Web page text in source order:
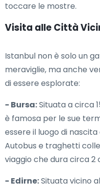
toccare le mostre.
Visita alle Città
Istanbul non è solo un
meraviglie, ma anche
di essere esplorate:
- Bursa:Situata a circa
è famosa per le sue
essere il luogo di
Autobus e traghetti
viaggio che dura circa 2
- Edirne:Situata vicino